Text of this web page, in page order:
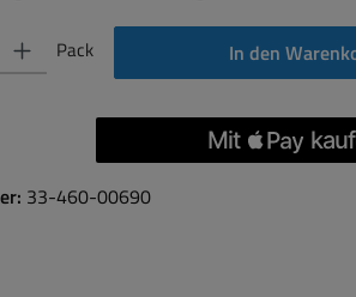
Gib den gewünschten Wert ein oder benutze
Pack In den
33-460-00690